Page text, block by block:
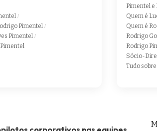
Pimentel
Pimentel
Pimentel e
Quem é
Quem é
Rodrigo
Rodrigo
Sócio-
Tudo